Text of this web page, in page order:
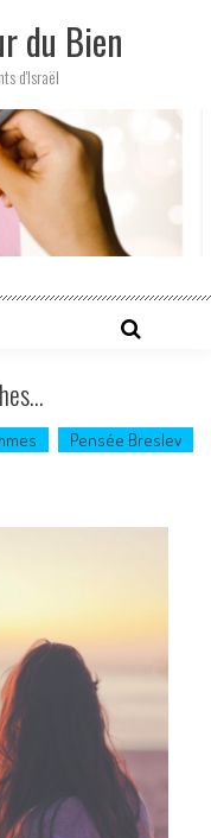
du Bien
d'Israël
Pensée Breslev